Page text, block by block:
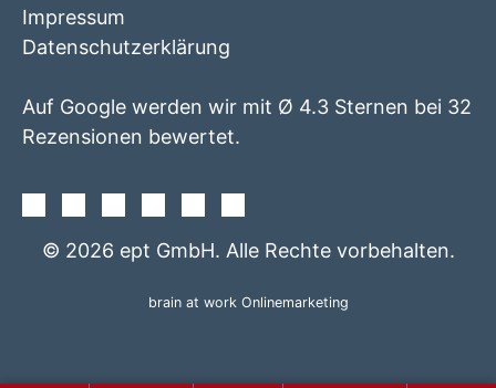
+49
Impressum
Datenschutzerklärung
Auf Google werden wir mit Ø 4.3 Sternen bei 32
Rezensionen bewertet.
© 2026 ept GmbH. Alle Rechte vorbehalten.
brain at work Onlinemarketing